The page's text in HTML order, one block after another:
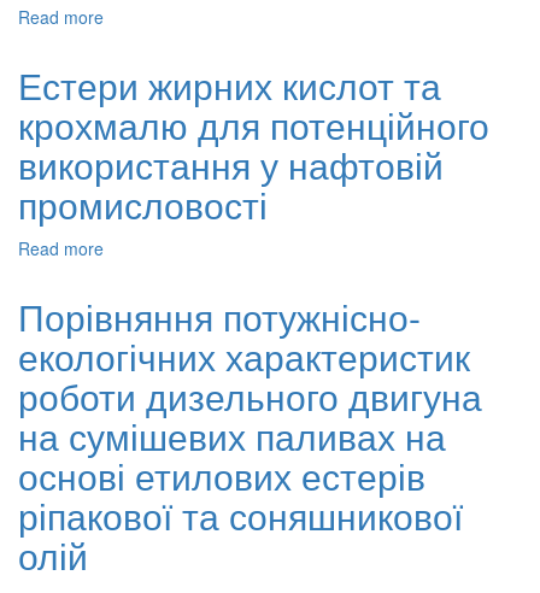
пальмової
олії
в
лабораторних
масштабах
Read more
з
використаної
кулінарної
олії
за
участю
з
відходів
костей
тварин
Естери жирних кислот та
крохмалю для потенційного
використання у нафтовій
промисловості
Read more
кислот
крохмалю
для
потенційного
використання
у
нафтовій
промисловості
Порівняння потужнісно-
екологічних характеристик
роботи дизельного двигуна
на сумішевих паливах на
основі етилових естерів
ріпакової та соняшникової
олій